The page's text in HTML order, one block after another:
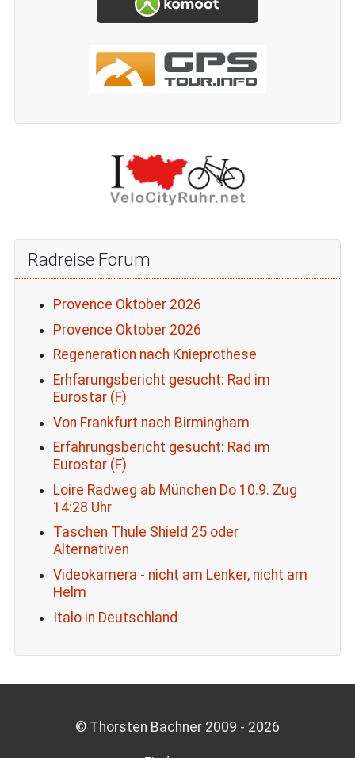
Radreise Forum
Provence Oktober 2026
Provence Oktober 2026
Regeneration nach Knieprothese
Erhfarungsbericht gesucht: Rad im
Eurostar (F)
Von Frankfurt nach Birmingham
Erfahrungsbericht gesucht: Rad im
Eurostar (F)
Loire Radweg ab München Do 10.9. Zug
14:28 Uhr
Taschen Thule Shield 25 oder
Alternativen
Videokamera - nicht am Lenker, nicht am
Helm
Italo in Deutschland
© Thorsten Bachner 2009 - 2026